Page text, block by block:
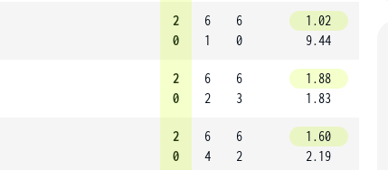
2
0
6
1
6
0
1.02
9.44
2
0
6
2
6
3
1.88
1.83
2
0
6
4
6
2
1.60
2.19